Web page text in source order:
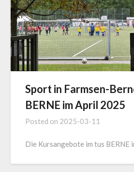
Sport in Farmsen-
BERNE im April 2025
Posted on 2025-03-11
Die Kursangebote im tus BERNE